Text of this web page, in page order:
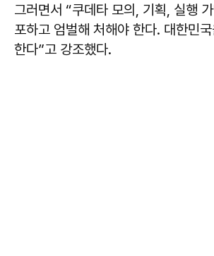
그러면서 “쿠데타 모의, 기획, 실행
포하고 엄벌해 처해야 한다. 대한민
한다”고 강조했다.